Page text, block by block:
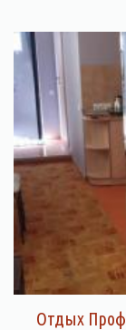
Отдых